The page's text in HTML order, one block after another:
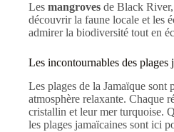
Les mangroves de Black
découvrir la faune locale et les
admirer la biodiversité tout en
Les incontournables des plages
Les plages de la Jamaïque sont
atmosphère relaxante. Chaque
cristallin et leur mer turquoise.
les plages jamaïcaines sont ici